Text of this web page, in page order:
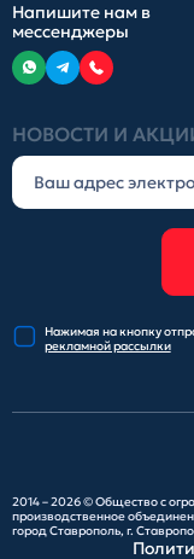
НОВОСТИ И
Нажимая на кнопку
рекламной рассылки
Напишите нам в
мессенджеры
2014 – 2026 ©Общество с
производственное
город Ставрополь, г.